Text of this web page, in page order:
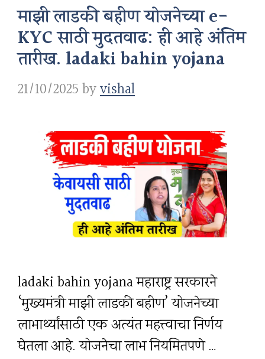
माझी लाडकी बहीण योजनेच्या e-
KYC साठी मुदतवाढ: ही आहे अंतिम
तारीख. ladaki bahin yojana
21/10/2025byvishal
ladaki bahin yojana महाराष्ट्र सरकारने
‘मुख्यमंत्री माझी लाडकी बहीण’ योजनेच्या
लाभार्थ्यांसाठी एक अत्यंत महत्त्वाचा निर्णय
घेतला आहे. योजनेचा लाभ नियमितपणे …